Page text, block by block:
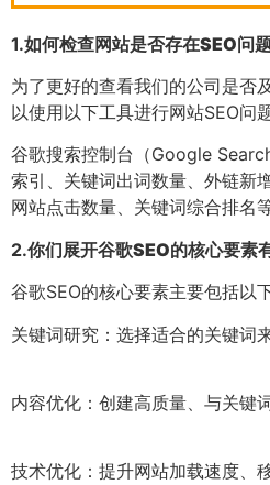
1.如何检查网站是否存在SEO问
为了更好的查看我们的公司是否
以使用以下工具进行网站SEO问
谷歌搜索控制台（Google
索引、关键词出词数量、外链新
网站点击数量、关键词综合排名
2.你们展开谷歌SEO的核心要素
谷歌SEO的核心要素主要包括以
关键词研究：选择适合的关键词
内容优化：创建高质量、与关键
技术优化：提升网站加载速度、